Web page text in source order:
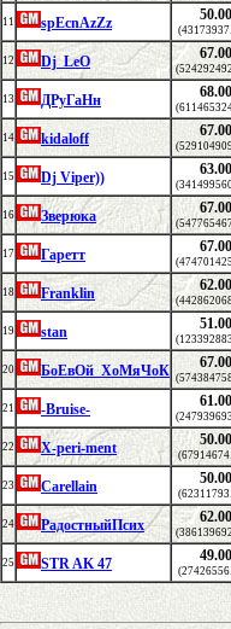
11 spEcnAzZz 50.00
12 Dj_LeO 67.00
13 ДРуГаНн 68.00
14 kidaloff 67.00
15 Dj Viper)) 63.00
16 Зверюка 67.00
17 Гаретт 67.00
18 Franklin 62.00
19 stan 51.00
20 БоЕвОй_ХоМяЧоК 67.00
21 -Bruise- 61.00
22 X-peri-ment 50.00
23 Carellain 50.00
24 РадостныйПсих 62.00
25 STR AK 47 49.00